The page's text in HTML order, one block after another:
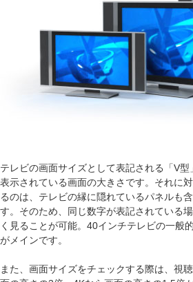
テレビの画面サイズとして表記される「V
表示されている画面の大きさです。それに
るのは、テレビの縁に隠れているパネルも
す。そのため、同じ数字が表記されている
く見ることが可能。40インチテレビの一般
がメインです。
また、画面サイズをチェックする際は、視